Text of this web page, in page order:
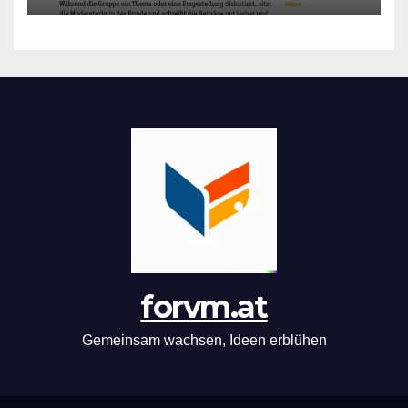
forvm.at
Gemeinsam wachsen, Ideen erblühen